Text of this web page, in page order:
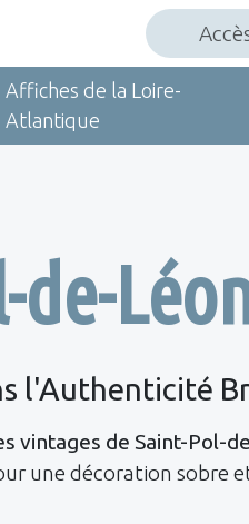
Affiches de la Loire-
Atlantique
l'Authenticité
vintages de Saint-Pol-
une décoration sobre